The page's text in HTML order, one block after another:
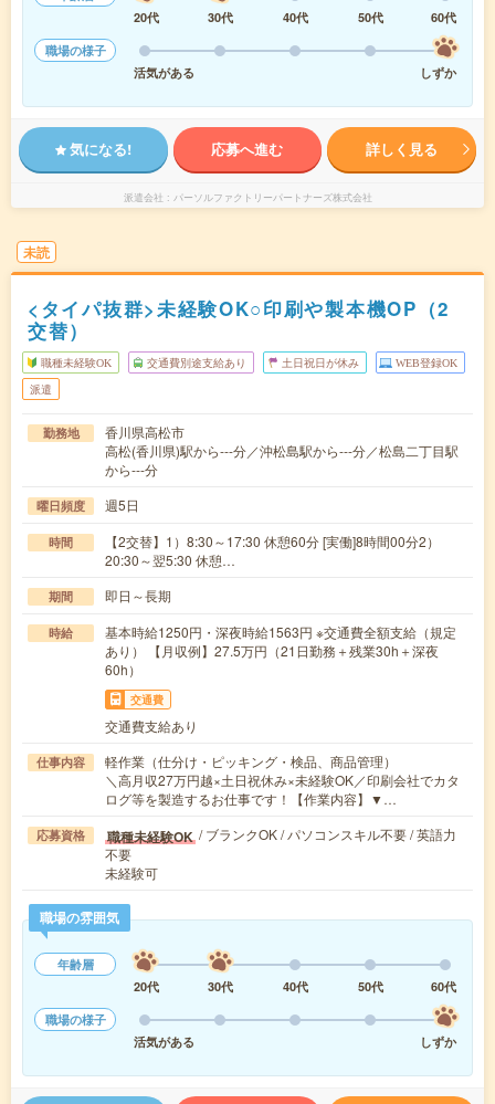
20代
30代 40代 50代
60代
職場の様子
活気がある
しずか
気になる! 応募へ進む 詳しく見る
派遣会社 パーソルファクトリーパートナーズ株式会社
未読
<タイパ抜群>未経験OK○印刷や製本機OP（2
交替）
職種未経験OK 交通費別途支給あり 土日祝日が休み WEB登録OK
派遣
勤務地
香川県高松市
高松(香川県)駅から---分／沖松島駅から---分／松島二丁目駅
から---分
曜日頻度 週5日
時間
【2交替】1）8:30～17:30 休憩60分 [実働]8時間00分2）
20:30～翌5:30 休憩…
期間 即日～長期
時給
基本時給1250円・深夜時給1563円 ※交通費全額支給（規定
あり） 【月収例】27.5万円（21日勤務＋残業30h＋深夜
60h）
交通費
交通費支給あり
仕事内容
軽作業（仕分け・ピッキング・検品、商品管理）
＼高月収27万円越×土日祝休み×未経験OK／印刷会社でカタ
ログ等を製造するお仕事です！【作業内容】▼…
応募資格 職種未経験OK / ブランクOK / パソコンスキル不要 / 英語力
不要
未経験可
職場の雰囲気
年齢層
20代
30代 40代 50代
60代
職場の様子
活気がある
しずか